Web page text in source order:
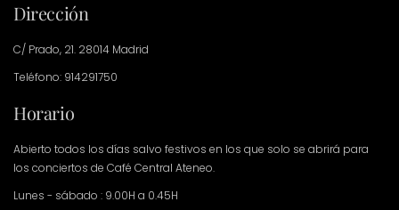
Dirección
C/ Prado, 21. 28014 Madrid
Teléfono: 914291750
Horario
Abierto todos los días salvo festivos en los que solo se abrirá para
los conciertos de Café Central Ateneo.
Lunes - sábado : 9.00H a 0.45H